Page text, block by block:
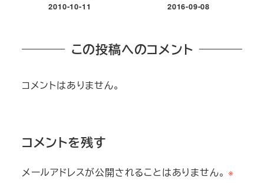
投稿日
2010-10-11
投稿日
2016-09-08
この投稿へのコメント
コメントはありません。
コメントを残す
メールアドレスが公開されることはありません。 ※